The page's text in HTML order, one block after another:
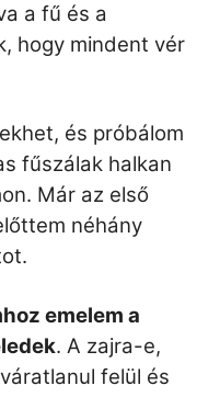
a fű és a
hogy mindent vér
és próbálom
fűszálak halkan
Már az első
néhány
emelem a
. A zajra-e,
felül és